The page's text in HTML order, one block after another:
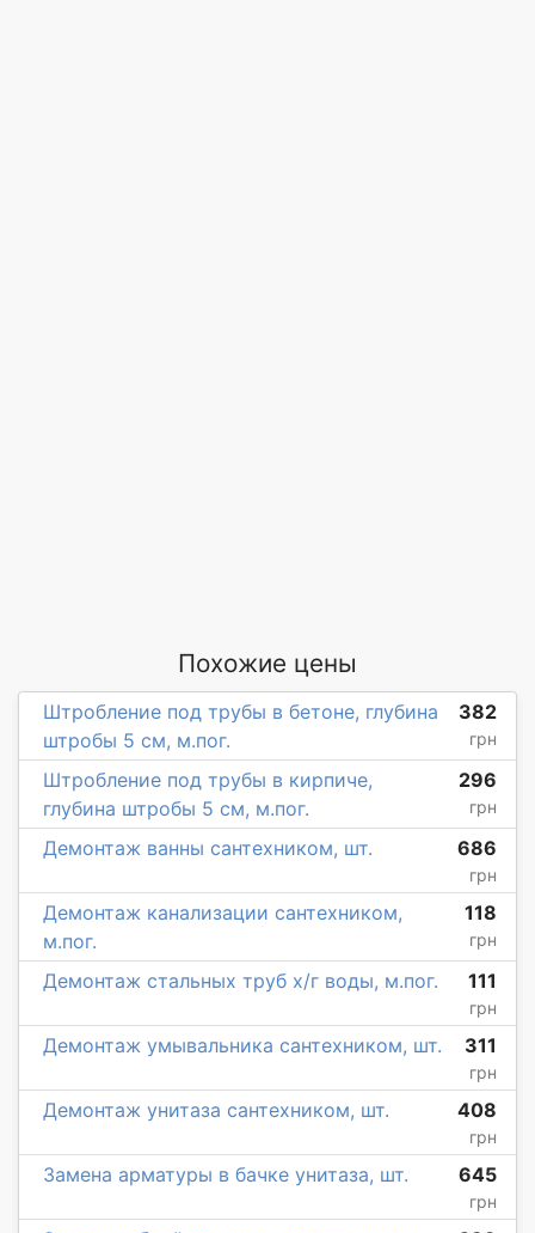
Похожие цены
Штробление под трубы в бетоне, глубина
штробы 5 см, м.пог.
382
грн
Штробление под трубы в кирпиче,
глубина штробы 5 см, м.пог.
296
грн
Демонтаж ванны сантехником, шт. 686
грн
Демонтаж канализации сантехником,
м.пог.
118
грн
Демонтаж стальных труб х/г воды, м.пог. 111
грн
Демонтаж умывальника сантехником, шт. 311
грн
Демонтаж унитаза сантехником, шт. 408
грн
Замена арматуры в бачке унитаза, шт. 645
грн